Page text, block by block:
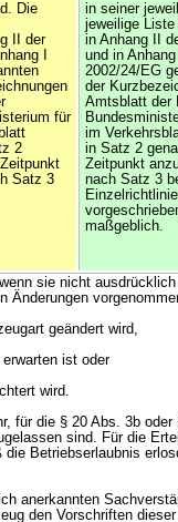
Die
II der
I
für
2
Satz 3
in seiner
jeweilige
in Anhang II
und in
2002/24/EG
der
Amtsblatt der
im
in Satz 2
Zeitpunkt
nach Satz 3
maßgeblich.
sie nicht
geändert wird,
ist oder
wird.
für die § 20 Abs. 3b
sind. Für die
Betriebserlaubnis
anerkannten
den Vorschriften